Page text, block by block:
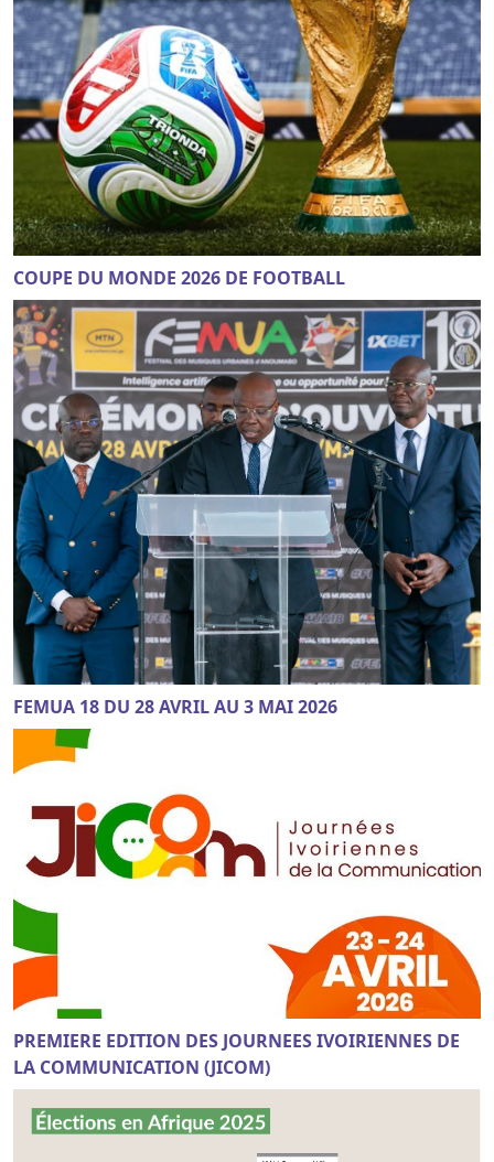
COUPE DU MONDE 2026 DE FOOTBALL
FEMUA 18 DU 28 AVRIL AU 3 MAI 2026
PREMIERE EDITION DES JOURNEES IVOIRIENNES DE
LA COMMUNICATION (JICOM)